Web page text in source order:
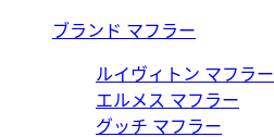
ブランド マフラー
ルイヴィトン マフラー
エルメス マフラー
グッチ マフラー